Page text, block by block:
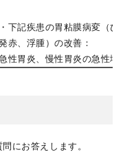
・下記疾患の胃粘膜病変（
赤、浮腫）の改善：
性胃炎、慢性胃炎の急性増
にお答えします。